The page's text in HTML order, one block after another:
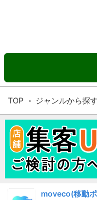
TOP ジャンルから探す
moveco(移動